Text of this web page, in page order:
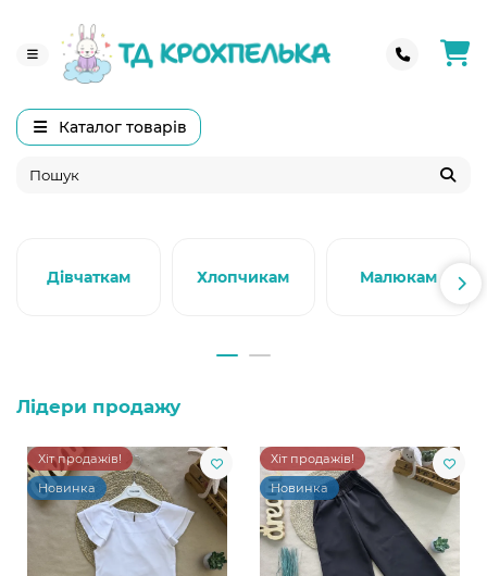
Каталог товарів
Дівчаткам Хлопчикам Малюкам
Лідери продажу
Хіт продажів!
Новинка
Хіт продажів!
Новинка